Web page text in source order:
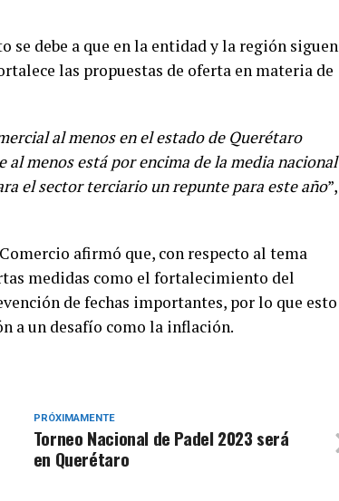
se debe a que en la entidad y la región siguen
las propuestas de oferta en materia de
al menos en el estado de Querétaro
menos está por encima de la media nacional
el sector terciario un repunte para este año”,
afirmó que, con respecto al tema
medidas como el fortalecimiento del
de fechas importantes, por lo que esto
a un desafío como la inflación.
PRÓXIMAMENTE
Torneo Nacional de Padel 2023 será
en Querétaro